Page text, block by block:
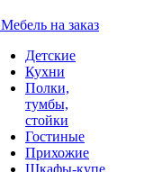
Мебель на заказ
Детские
Кухни
Полки,
тумбы,
стойки
Гостиные
Прихожие
Шкафы-купе